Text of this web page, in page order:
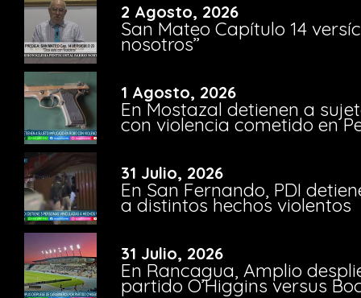
2 Agosto, 2026
San Mateo Capítulo 14
nosotros”
1 Agosto, 2026
En Mostazal detienen a
con violencia cometido en
31 Julio, 2026
En San Fernando, PDI
a distintos hechos violentos
31 Julio, 2026
En Rancagua, Amplio
partido O’Higgins versus